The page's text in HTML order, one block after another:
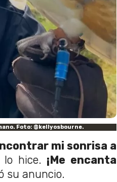
Foto: @kellyosbourne.
mi sonrisa a
lo hice. ¡Me encanta
su anuncio.